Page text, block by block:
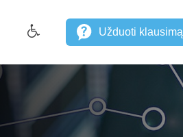
Užduoti klausimą